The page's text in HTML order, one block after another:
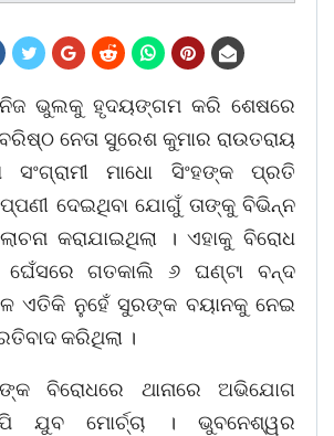
ଭୁଲକୁ ହୃଦୟଙ୍ଗମ କରି ଶେଷରେ
ନେତା ସୁରେଶ କୁମାର ରାଉତରାୟ
ସଂଗ୍ରାମୀ ମାଧୋ ସିଂହଙ୍କ ପ୍ରତି
ଦେଇଥିବା ଯୋଗୁଁ ତାଙ୍କୁ ବିଭିନ୍ନ
କରାଯାଇଥିଲା । ଏହାକୁ ବିରୋଧ
ଗତକାଲି ୬ ଘଣ୍ଟା ବନ୍ଦ
ଏତିକି ନୁହେଁ ସୁରଙ୍କ ବୟାନକୁ ନେଇ
କରିଥିଲା ।
ବିରୋଧରେ ଥାନାରେ ଅଭିଯୋଗ
ଯୁବ ମୋର୍ଚ୍ଚା । ଭୁବନେଶ୍ୱର